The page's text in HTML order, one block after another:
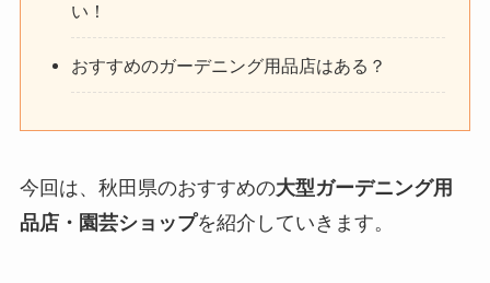
い！
おすすめのガーデニング用品店はある？
今回は、秋田県のおすすめの大型ガーデニング用
品店・園芸ショップを紹介していきます。